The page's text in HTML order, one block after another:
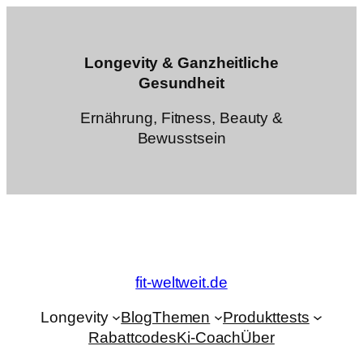
Longevity & Ganzheitliche
Gesundheit
Ernährung, Fitness, Beauty &
Bewusstsein
fit-weltweit.de
Longevity BlogThemen
Produkttests
RabattcodesKi-CoachÜber